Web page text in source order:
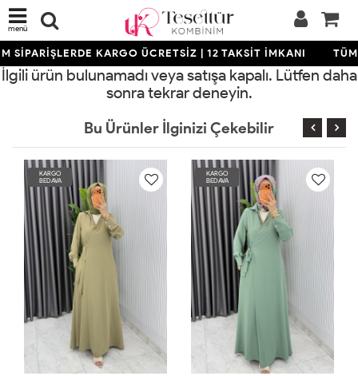
menü
SİPARİŞLERDE KARGO ÜCRETSİZ | 12 TAKSİT İMKANI
İlgili ürün bulunamadı veya satışa kapalı. Lütfen daha
sonra tekrar deneyin.
Bu Ürünler İlginizi Çekebilir